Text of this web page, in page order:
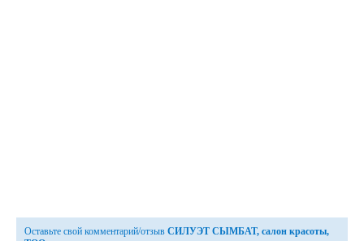
Оставьте свой комментарий/отзыв СИЛУЭТ СЫМБАТ, салон красоты,